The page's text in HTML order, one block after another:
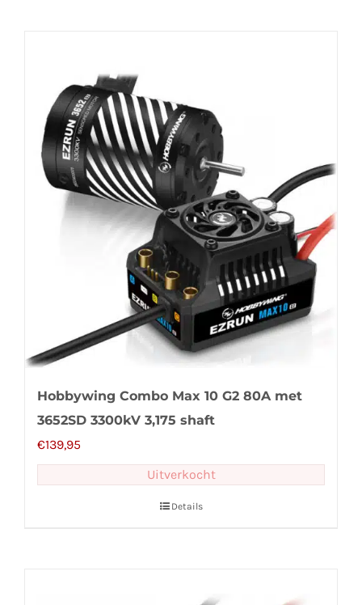
Hobbywing Combo Max 10 G2 80A met
3652SD 3300kV 3,175 shaft
€139,95
Uitverkocht
Details